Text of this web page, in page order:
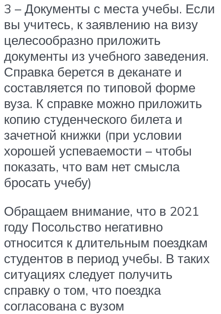
3 – Документы с места учебы. Если
вы учитесь, к заявлению на визу
целесообразно приложить
документы из учебного заведения.
Справка берется в деканате и
составляется по типовой форме
вуза. К справке можно приложить
копию студенческого билета и
зачетной книжки (при условии
хорошей успеваемости – чтобы
показать, что вам нет смысла
бросать учебу)
Обращаем внимание, что в 2021
году Посольство негативно
относится к длительным поездкам
студентов в период учебы. В таких
ситуациях следует получить
справку о том, что поездка
согласована с вузом